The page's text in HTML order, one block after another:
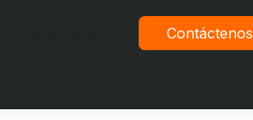
Contáctenos